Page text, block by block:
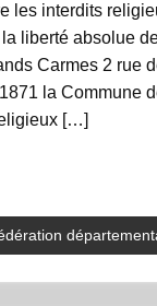
les interdits
liberté absolue
Carmes 2
la Commune
[…]